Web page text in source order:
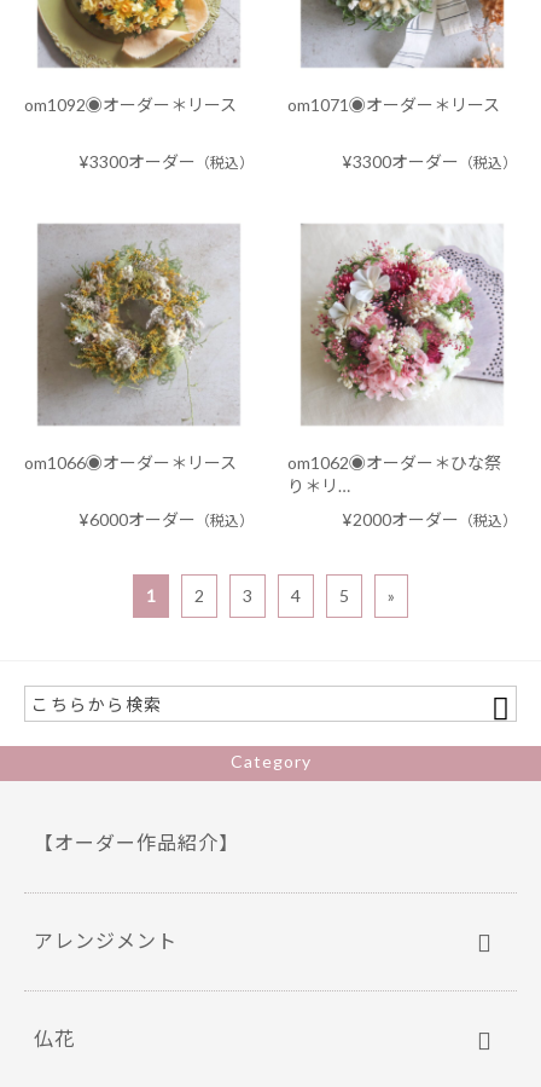
om1092◉オーダー＊リース
¥3300オーダー （税込）
om1071◉オーダー＊リース
¥3300オーダー （税込）
om1066◉オーダー＊リース
¥6000オーダー （税込）
om1062◉オーダー＊ひな祭
り＊リ…
¥2000オーダー
（税込）
1 2 3 4 5 »
Category
【オーダー作品紹介】
アレンジメント
仏花